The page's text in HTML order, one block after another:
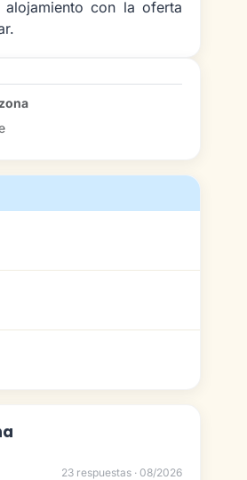
con la oferta
23 respuestas · 08/2026